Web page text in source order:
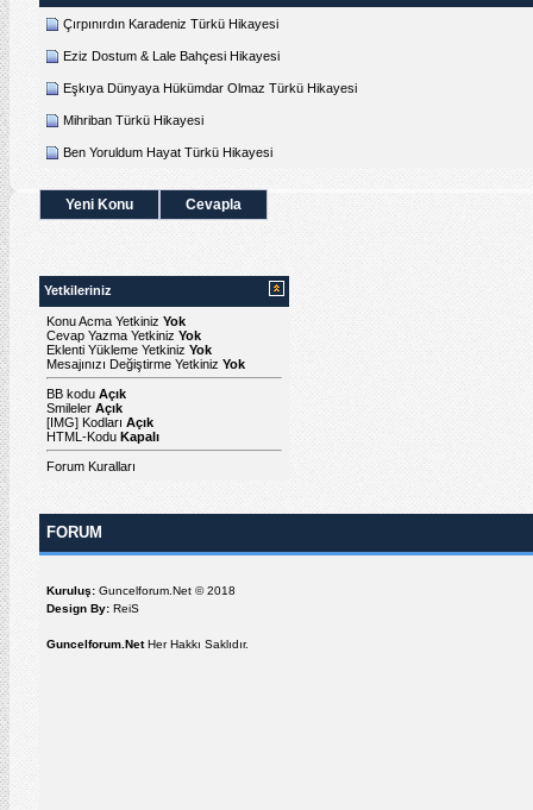
Çırpınırdın Karadeniz Türkü Hikayesi
Eziz Dostum & Lale Bahçesi Hikayesi
Eşkıya Dünyaya Hükümdar Olmaz Türkü Hikayesi
Mihriban Türkü Hikayesi
Ben Yoruldum Hayat Türkü Hikayesi
Yeni Konu Cevapla
Yetkileriniz
Konu Acma Yetkiniz Yok
Cevap Yazma Yetkiniz Yok
Eklenti Yükleme Yetkiniz Yok
Mesajınızı Değiştirme Yetkiniz Yok
BB kodu Açık
Smileler Açık
[IMG] Kodları Açık
HTML-Kodu Kapalı
Forum Kuralları
FORUM
Kuruluş: Guncelforum.Net © 2018
Design By: ReiS
Guncelforum.NetHer Hakkı Saklıdır.